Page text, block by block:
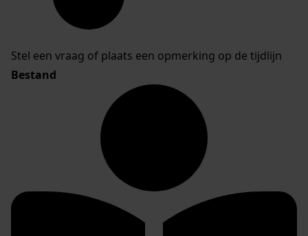
Stel een vraag of plaats een opmerking op de tijdlijn
Bestand